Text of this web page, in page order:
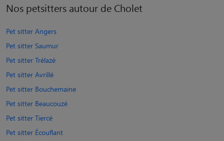
Nos petsitters autour de Cholet
Pet sitter Angers
Pet sitter Saumur
Pet sitter Trélazé
Pet sitter Avrillé
Pet sitter Bouchemaine
Pet sitter Beaucouzé
Pet sitter Tiercé
Pet sitter Écouflant